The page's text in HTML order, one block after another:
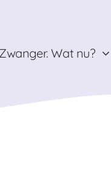
Zwanger. Wat nu?